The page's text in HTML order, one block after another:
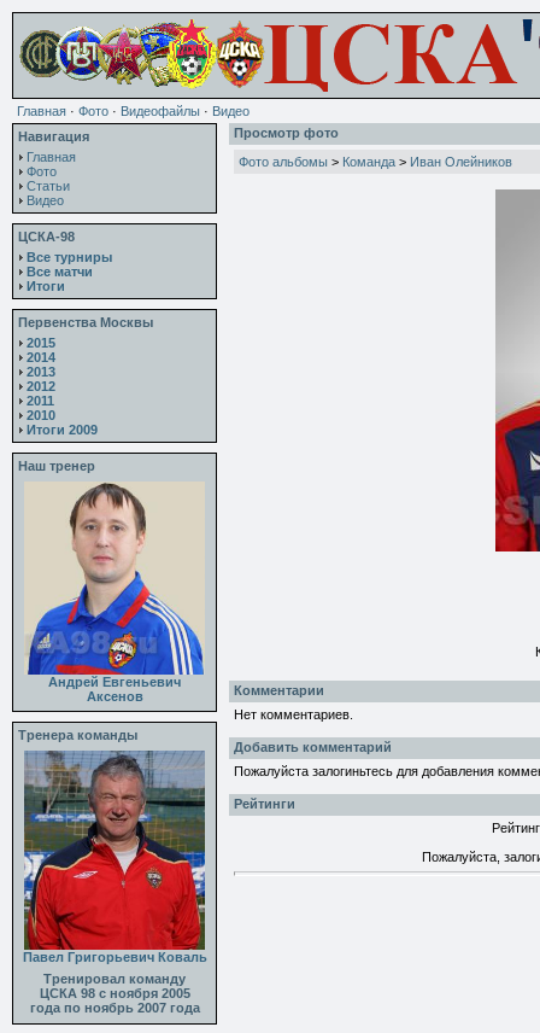
Главная · Фото · Видеофайлы · Видео
Навигация
Главная
Фото
Статьи
Видео
ЦСКА-98
Все турниры
Все матчи
Итоги
Первенства Москвы
2015
2014
2013
2012
2011
2010
Итоги 2009
Наш тренер
Андрей Евгеньевич
Аксенов
Тренера команды
Павел Григорьевич Коваль
Тренировал команду
ЦСКА 98 с ноября 2005
года по ноябрь 2007 года
Просмотр фото
Фото альбомы > Команда > Иван Олейников
Комментарии
Нет комментариев.
Добавить комментарий
Пожалуйста залогиньтесь для добавления
Рейтинги
Пожалуйста,